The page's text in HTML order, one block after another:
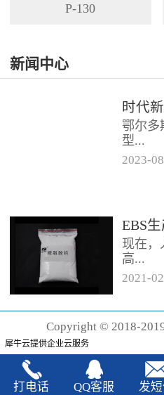
P-130
新闻中心
鄂尔多
型...
分为...
2023-08
现在，
高...
声也越
2021-02
Copyright © 2018-
犀牛云提供企业云服务
打电话 QQ客服 发